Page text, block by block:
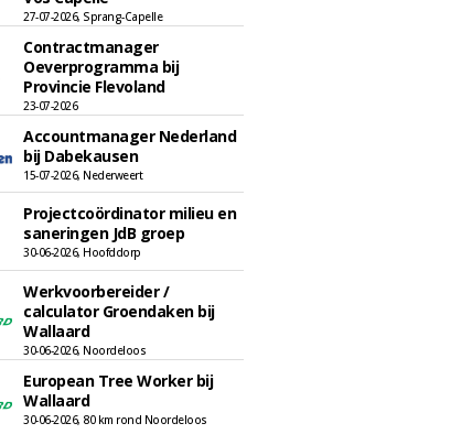
27-07-2026, Sprang-Capelle
Contractmanager
Oeverprogramma bij
Provincie Flevoland
23-07-2026
Accountmanager Nederland
bij Dabekausen
15-07-2026, Nederweert
Projectcoördinator milieu en
saneringen JdB groep
30-06-2026, Hoofddorp
Werkvoorbereider /
calculator Groendaken bij
Wallaard
30-06-2026, Noordeloos
European Tree Worker bij
Wallaard
30-06-2026, 80 km rond Noordeloos